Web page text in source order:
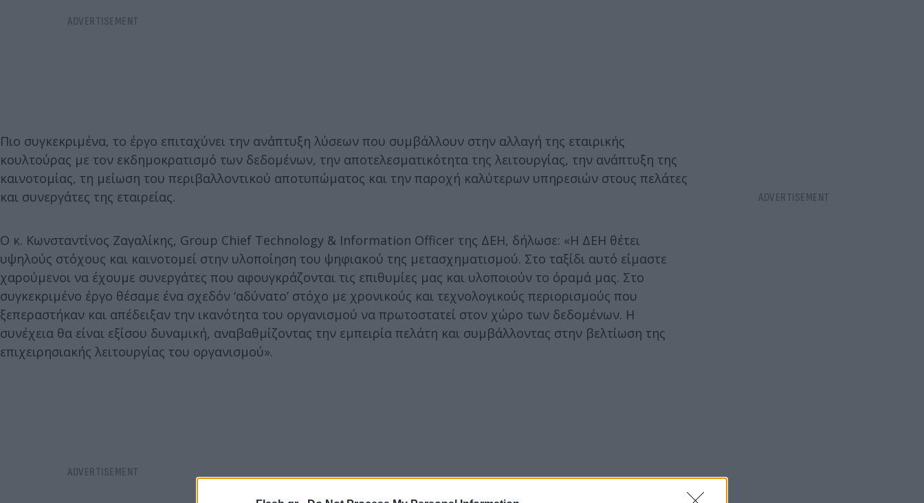
Πιο συγκεκριμένα, το έργο επιταχύνει την ανάπτυξη λύσεων που συμβάλλουν στην αλλαγή της εταιρικής
κουλτούρας με τον εκδημοκρατισμό των δεδομένων, την αποτελεσματικότητα της λειτουργίας, την ανάπτυξη της
καινοτομίας, τη μείωση του περιβαλλοντικού αποτυπώματος και την παροχή καλύτερων υπηρεσιών στους πελάτες
και συνεργάτες της εταιρείας.
Ο κ. Κωνσταντίνος Ζαγαλίκης, Group Chief Technology & Information Officer της ΔΕΗ, δήλωσε: «Η ΔΕΗ θέτει
υψηλούς στόχους και καινοτομεί στην υλοποίηση του ψηφιακού της μετασχηματισμού. Στο ταξίδι αυτό είμαστε
χαρούμενοι να έχουμε συνεργάτες που αφουγκράζονται τις επιθυμίες μας και υλοποιούν το όραμά μας. Στο
συγκεκριμένο έργο θέσαμε ένα σχεδόν ‘αδύνατο’ στόχο με χρονικούς και τεχνολογικούς περιορισμούς που
ξεπεραστήκαν και απέδειξαν την ικανότητα του οργανισμού να πρωτοστατεί στον χώρο των δεδομένων. Η
συνέχεια θα είναι εξίσου δυναμική, αναβαθμίζοντας την εμπειρία πελάτη και συμβάλλοντας στην βελτίωση της
επιχειρησιακής λειτουργίας του οργανισμού».